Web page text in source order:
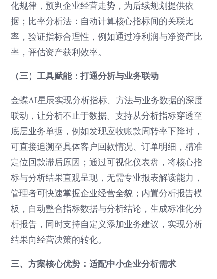
化规律，预判企业经营走势，为后续规划提供依
据；比率分析法：自动计算核心指标间的关联比
率，验证指标合理性，例如通过净利润与净资产比
率，评估资产获利效率。
（三）工具赋能：打通分析与业务联动
金蝶AI星辰实现分析指标、方法与业务数据的深度
联动，让分析不止于数据。支持从分析指标穿透至
底层业务单据，例如发现应收账款周转率下降时，
可直接追溯至具体客户回款情况、订单明细，精准
定位回款滞后原因；通过可视化仪表盘，将核心指
标与分析结果直观呈现，无需专业报表解读能力，
管理者可快速掌握企业经营全貌；内置分析报告模
板，自动整合指标数据与分析结论，生成标准化分
析报告，同时支持自定义添加业务建议，实现分析
结果向经营决策的转化。
三、方案核心优势：适配中小企业分析需求